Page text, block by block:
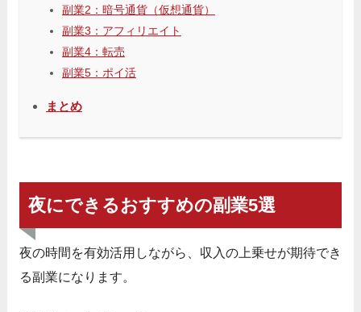
副業2：暗号通貨（仮想通貨）
副業3：アフィリエイト
副業4：転売
副業5：ポイ活
まとめ
夜にできるおすすめの副業5選
夜の時間を有効活用しながら、収入の上乗せが期待でき
る副業になります。